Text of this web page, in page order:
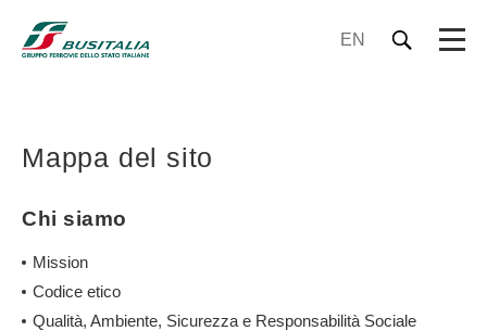
EN
Mappa del sito
Chi siamo
Mission
Codice etico
Qualità, Ambiente, Sicurezza e Responsabilità Sociale